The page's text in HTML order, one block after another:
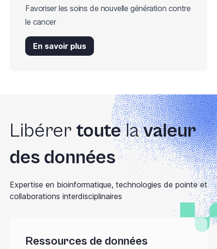
Favoriser les soins de nouvelle génération contre
le cancer
En savoir plus
Libérer toutelavaleur
des données
Expertise en bioinformatique, technologies de pointe et
collaborations interdisciplinaires
Ressources de données